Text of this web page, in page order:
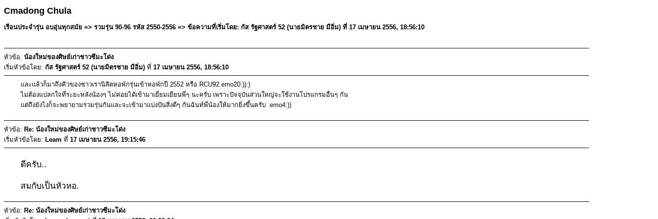
Cmadong Chula
เรือนประจำรุ่น อบอุ่นทุกสมัย => รวมรุ่น 90-96 รหัส 2550-2556 => ข้อความที่เริ่มโดย: กัส รัฐศาสตร์ 52 (นายมิตรชาย มีอิ่ม) ที่ 17 เมษายน 2556, 18:56:10
หัวข้อ: น้องใหม่ของศิษย์เก่าชาวซีมะโด่ง
เริ่มหัวข้อโดย: กัส รัฐศาสตร์ 52 (นายมิตรชาย มีอิ่ม) ที่ 17 เมษายน 2556, 18:56:10
และแล้วก็มาถึงคิวของชาวเรานิสิตหอพักรุ่นเข้าหอพักปี 2552 หรือ RCU92 emo20:)):)
ไม่ต้องแปลกใจที่ระยะหลังน้องๆ ไม่ค่อยได้เข้ามาเยี่ยมเยียนพี่ๆ นะครับ เพราะปัจจุบันส่วนใหญ่จะใช้งานโปรแกรมอื่นๆ กัน
แต่ถึงยังไงก็จะพยายามรวมรุ่นกันและจะเข้ามาแบ่งปันสิ่งดีๆ กันฉันท์พี่น้องให้มากยิ่งขึ้นครับ emo4:))
หัวข้อ: Re: น้องใหม่ของศิษย์เก่าชาวซีมะโด่ง
เริ่มหัวข้อโดย: Leam ที่ 17 เมษายน 2556, 19:15:46
ดีครับ..
สมกับเป็นหัวหอ.
หัวข้อ: Re: น้องใหม่ของศิษย์เก่าชาวซีมะโด่ง